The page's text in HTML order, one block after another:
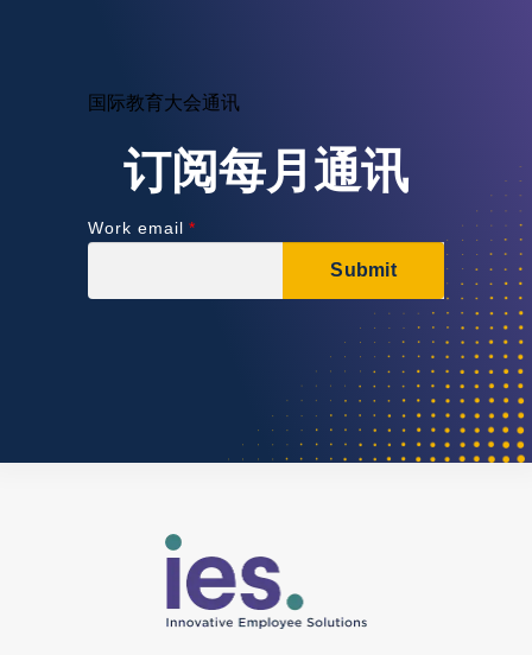
国际教育大会通讯
订阅每月通讯